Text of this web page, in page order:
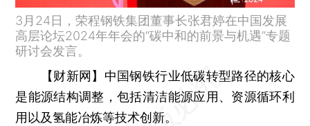
3月24日，荣程钢铁集团董事长张君婷在中国发展
高层论坛2024年年会的“碳中和的前景与机遇”专题
研讨会发言。
【财新网】 中国钢铁行业低碳转型路径的核心
是能源结构调整，包括清洁能源应用、资源循环利
用以及氢能冶炼等技术创新。